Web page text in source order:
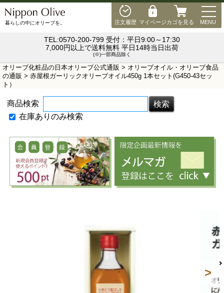
注文履歴 マイページカゴを見る MENU
暮らしの中にオリーブを。
TEL:0570-200-799 受付：平日9:00～17:30
7,000円以上で送料無料 平日14時当日出荷
(※)一部商品除く
オリーブ化粧品の日本オリーブ公式通販 > オリーブオイル・オリーブ食品
の通販 > 赤屋根ガーリックオリーブオイル450g 1本セット(G450-43セッ
ト）
商品検索
在庫ありのみ検索